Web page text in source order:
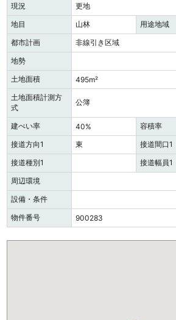
現況
更地
地目
山林 用途地域
都市計画
非線引き区域
地勢
土地面積
495m²
土地面積計測方
式
公簿
建ぺい率 40% 容積率
接道方向1
東
接道間口1
接道種別1
接道幅員1
周辺環境
設備・条件
物件番号
900283